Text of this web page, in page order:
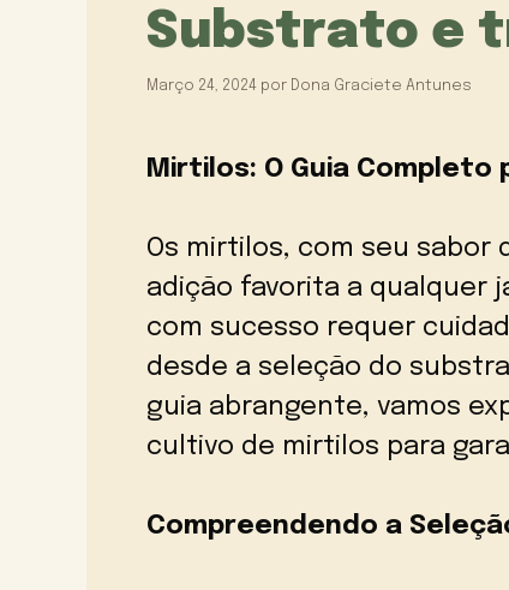
Substrato e
Março 24, 2024 por Dona Graciete Antunes
Mirtilos: O Guia
Os mirtilos, com seu sabor
adição favorita a qualquer
com sucesso requer
desde a seleção do
guia abrangente, vamos
cultivo de mirtilos para
Compreendendo a